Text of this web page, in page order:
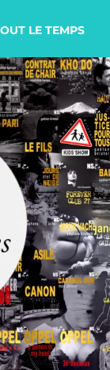
LE TEMPS